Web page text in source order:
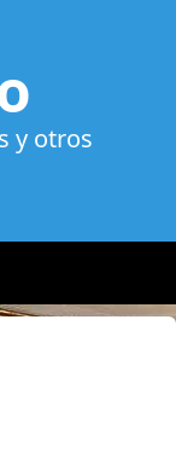
y otros